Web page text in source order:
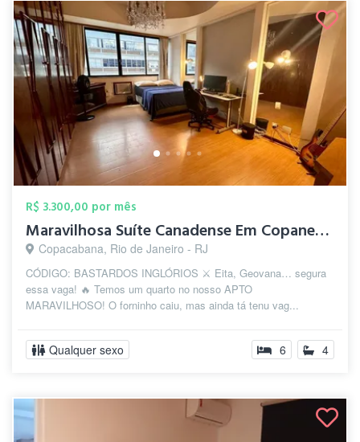
R$ 3.300,00 por mês
Maravilhosa Suíte Canadense Em Copanema
Copacabana, Rio de Janeiro - RJ
CÓDIGO: BASTARDOS INGLÓRIOS ⚔️ Eita, Geovana… segura
essa vaga! 🔥 Temos um quarto no nosso APTO
MARAVILHOSO! O forninho caiu, mas ainda tá tenu vag...
Qualquer sexo 6 4